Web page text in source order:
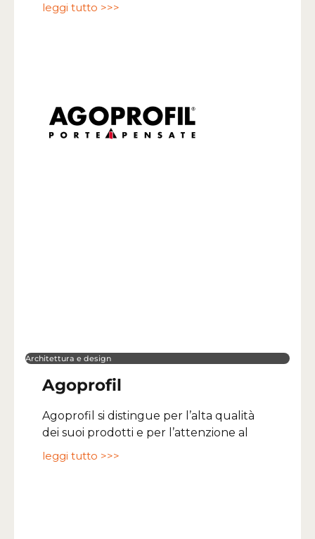
leggi tutto >>>
Architettura e design
Agoprofil
Agoprofil si distingue per l’alta qualità
dei suoi prodotti e per l’attenzione al
leggi tutto >>>